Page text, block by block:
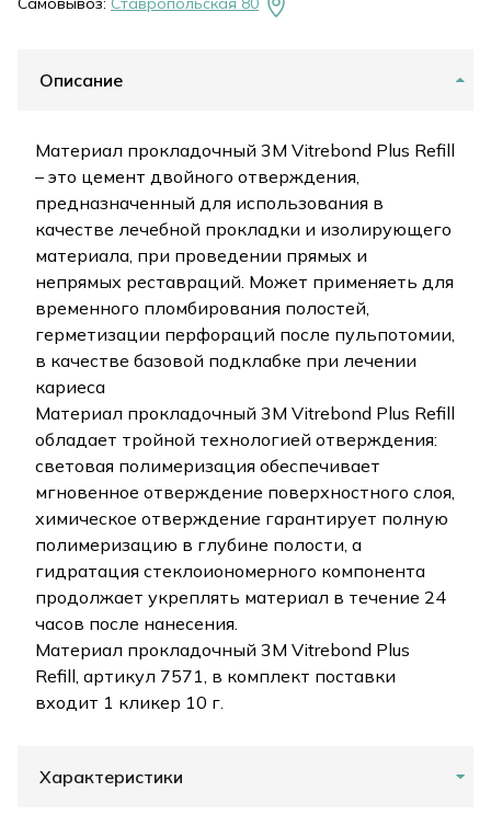
Описание
Материал прокладочный 3M Vitrebond Plus Refill
– это цемент двойного отверждения,
предназначенный для использования в
качестве лечебной прокладки и изолирующего
материала, при проведении прямых и
непрямых реставраций. Может применяеть для
временного пломбирования полостей,
герметизации перфораций после пульпотомии,
в качестве базовой подклабке при лечении
кариеса
Материал прокладочный 3M Vitrebond Plus Refill
обладает тройной технологией отверждения:
световая полимеризация обеспечивает
мгновенное отверждение поверхностного слоя,
химическое отверждение гарантирует полную
полимеризацию в глубине полости, а
гидратация стеклоиономерного компонента
продолжает укреплять материал в течение 24
часов после нанесения.
Материал прокладочный 3M Vitrebond Plus
Refill, артикул 7571, в комплект поставки
входит 1 кликер 10 г.
Характеристики